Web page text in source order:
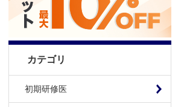
カテゴリ
初期研修医